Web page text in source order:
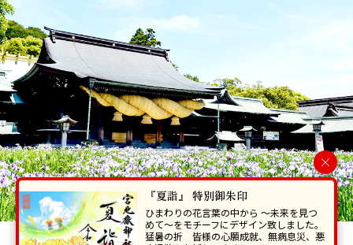
当ホームページで掲載の写真・イラスト等を無断で転写･複製することを
×
『夏詣』 特別御朱印
ひまわりの花言葉の中から 〜未来を見つ
めて〜をモチーフにデザイン致しました。
猛暑の折 皆様の心願成就、無病息災、悪